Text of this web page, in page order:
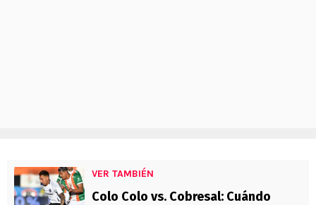
VER TAMBIÉN
Colo Colo vs. Cobresal: Cuándo